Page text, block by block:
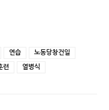
연습 노동당창건일
련 열병식